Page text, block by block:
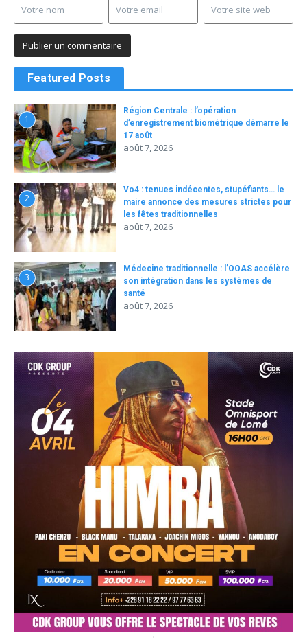
Featured Posts
1
Région Centrale : l’opération
d’enregistrement biométrique démarre le
17 août
août 7, 2026
2
Vo4 : tenues indécentes, stupéfiants… le
maire annonce des mesures strictes pour
les fêtes traditionnelles
août 7, 2026
3
Médecine traditionnelle : l’OOAS accélère
son intégration dans les systèmes de
santé
août 7, 2026